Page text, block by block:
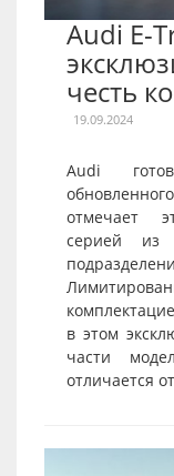
Audi E-
честь
19.09.2024
Audi
отмечает
серией из
в этом
части
отличается